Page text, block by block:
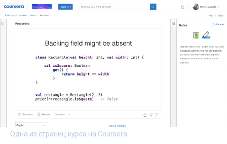
Одна из страниц курса на Coursera